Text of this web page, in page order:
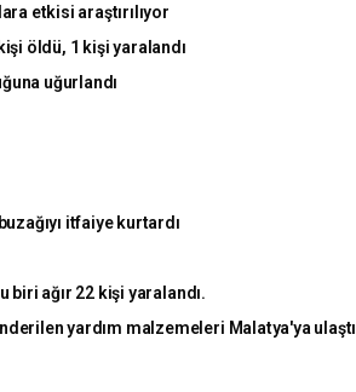
etkisi araştırılıyor
öldü, 1 kişi yaralandı
uğurlandı
itfaiye kurtardı
ağır 22 kişi yaralandı.
yardım malzemeleri Malatya'ya ulaştı